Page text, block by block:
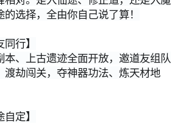
选择，全由你自己说了算！
行】
本、上古遗迹全面开放，邀道友组队
渡劫闯关，夺神器功法、炼天材地
定】